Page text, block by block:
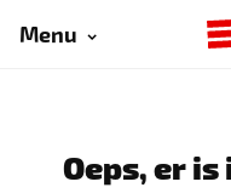
Menu
Oeps, er